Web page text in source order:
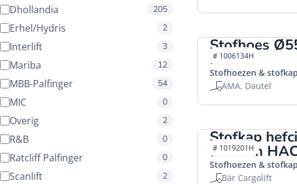
Dhollandia 205
Erhel/Hydris 2
Interlift 3
Mariba 12
MBB-Palfinger 54
MIC 0
Overig 2
R&B 0
Ratcliff Palfinger 0
Scanlift 2
Stofhoes
HACO
Stofhoezen &
AMA, Dautel
# 1006134H
Stofkap
Ø70mm
Stofhoezen &
Bär Cargolift
# 1019201H